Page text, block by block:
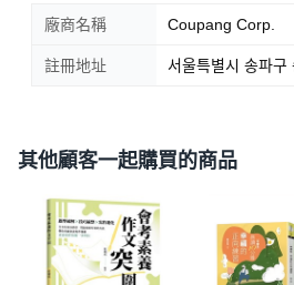
廠商名稱 Coupang Corp.
註冊地址 서울특별시 송파
其他顧客一起購買的商品